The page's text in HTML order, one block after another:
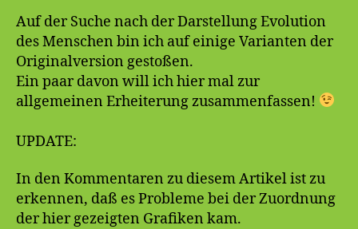
Auf der Suche nach der Darstellung Evolution
des Menschen bin ich auf einige Varianten der
Originalversion gestoßen.
Ein paar davon will ich hier mal zur
allgemeinen Erheiterung zusammenfassen!
UPDATE:
In den Kommentaren zu diesem Artikel ist zu
erkennen, daß es Probleme bei der Zuordnung
der hier gezeigten Grafiken kam.